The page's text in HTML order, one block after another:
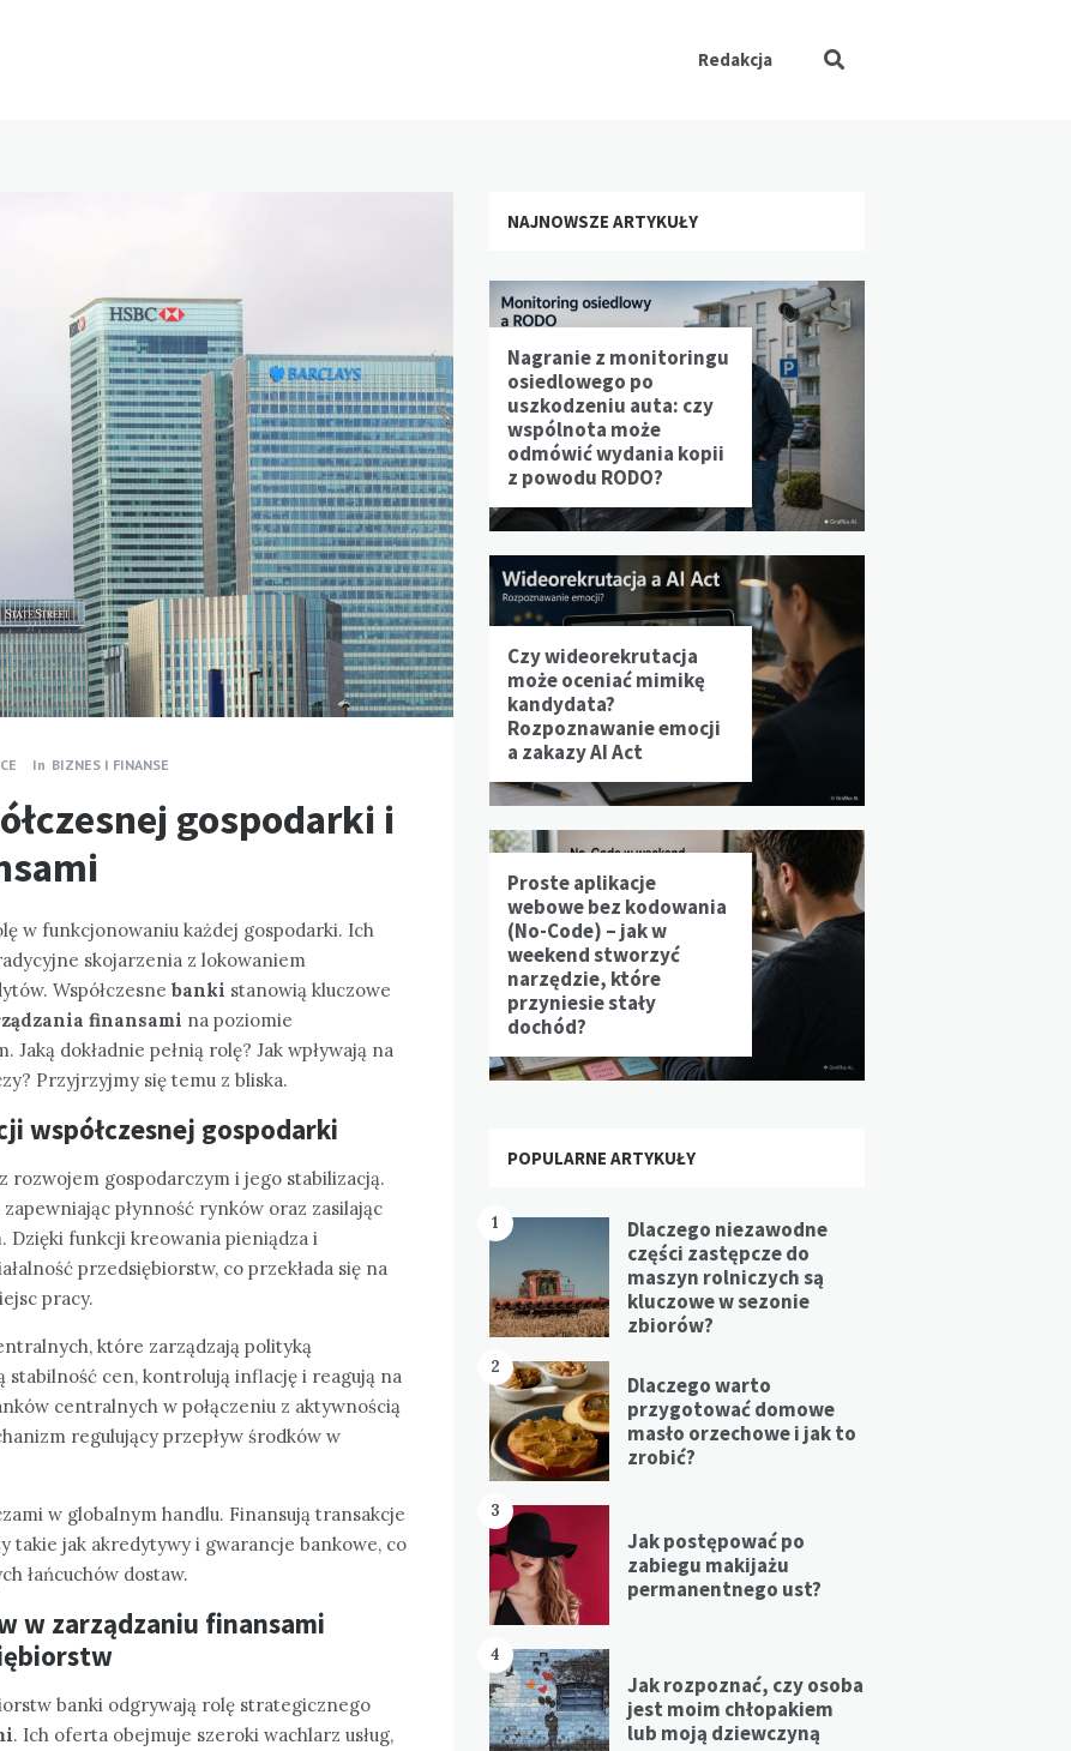
Redakcja
In BIZNES I FINANSE
gospodarki i
w funkcjonowaniu każdej gospodarki. Ich
skojarzenia z lokowaniem
Współczesne banki stanowią kluczowe
finansami na poziomie
dokładnie pełnią rolę? Jak wpływają na
Przyjrzyjmy się temu z bliska.
współczesnej gospodarki
rozwojem gospodarczym i jego stabilizacją.
płynność rynków oraz zasilając
Dzięki funkcji kreowania pieniądza i
przedsiębiorstw, co przekłada się na
pracy.
które zarządzają polityką
cen, kontrolują inflację i reagują na
centralnych w połączeniu z aktywnością
regulujący przepływ środków w
w globalnym handlu. Finansują transakcje
takie jak akredytywy i gwarancje bankowe, co
łańcuchów dostaw.
w zarządzaniu finansami
banki odgrywają rolę strategicznego
. Ich oferta obejmuje szeroki wachlarz usług,
NAJNOWSZE ARTYKUŁY
Nagranie z monitoringu
osiedlowego po
uszkodzeniu auta: czy
wspólnota może
odmówić wydania kopii
z powodu RODO?
Czy wideorekrutacja
może oceniać mimikę
kandydata?
Rozpoznawanie emocji
a zakazy AI Act
Proste aplikacje
webowe bez kodowania
(No-Code) – jak w
weekend stworzyć
narzędzie, które
przyniesie stały
dochód?
POPULARNE ARTYKUŁY
1
Dlaczego niezawodne
części zastępcze do
maszyn rolniczych są
kluczowe w sezonie
zbiorów?
2
Dlaczego warto
przygotować domowe
masło orzechowe i jak to
zrobić?
3
Jak postępować po
zabiegu makijażu
permanentnego ust?
4
Jak rozpoznać, czy osoba
jest moim chłopakiem
lub moją dziewczyną